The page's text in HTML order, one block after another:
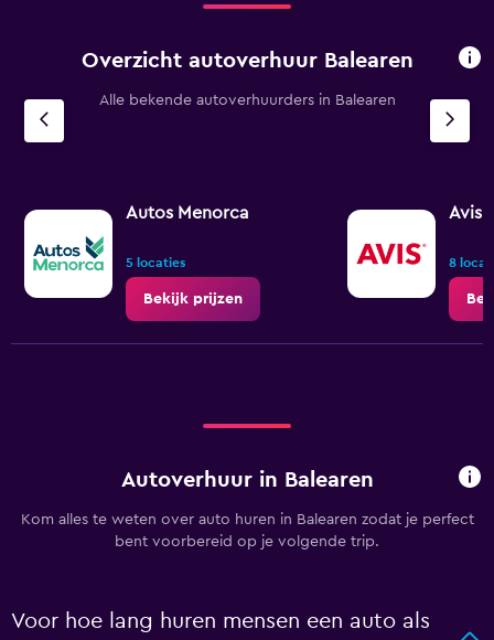
Overzicht autoverhuur Balearen
Alle bekende autoverhuurders in Balearen
Autos Menorca
5 locaties
Bekijk prijzen
Avis
8
Autoverhuur in Balearen
Kom alles te weten over auto huren in Balearen zodat je perfect
bent voorbereid op je volgende trip.
Voor hoe lang huren mensen een auto als